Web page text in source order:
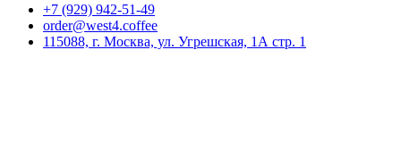
+7 (929) 942-51-49
order@west4.coffee
115088, г. Москва, ул. Угрешская, 1А стр. 1